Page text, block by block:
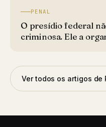
PENAL
O presídio federal
criminosa. Ele a
Ver todos os artigos de